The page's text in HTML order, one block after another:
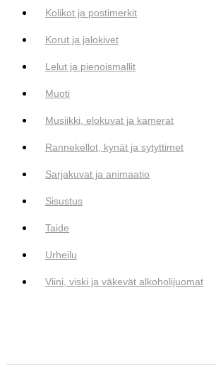
Kolikot ja postimerkit
Korut ja jalokivet
Lelut ja pienoismallit
Muoti
Musiikki, elokuvat ja kamerat
Rannekellot, kynät ja sytyttimet
Sarjakuvat ja animaatio
Sisustus
Taide
Urheilu
Viini, viski ja väkevät alkoholijuomat